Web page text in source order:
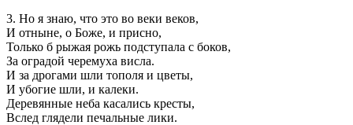
3. Но я знаю, что это во веки веков,
И отныне, о Боже, и присно,
Только б рыжая рожь подступала с боков,
За оградой черемуха висла.
И за дрогами шли тополя и цветы,
И убогие шли, и калеки.
Деревянные неба касались кресты,
Вслед глядели печальные лики.